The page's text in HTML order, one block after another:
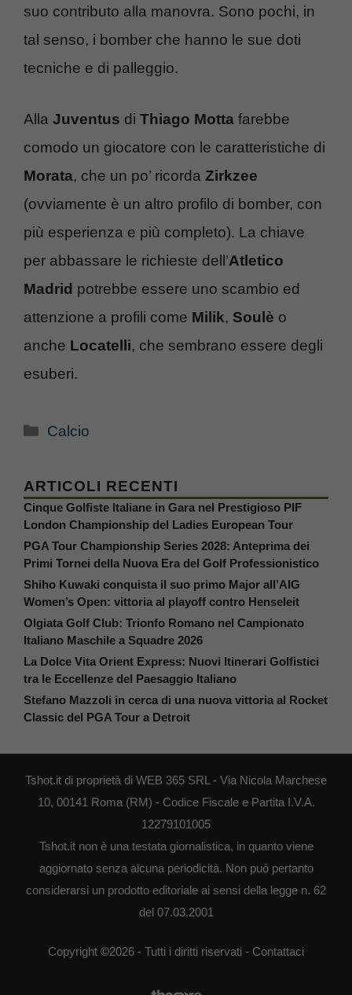
suo contributo alla manovra. Sono pochi, in
tal senso, i bomber che hanno le sue doti
tecniche e di palleggio.
Alla Juventus di Thiago Motta farebbe
comodo un giocatore con le caratteristiche di
Morata, che un po’ ricorda Zirkzee
(ovviamente è un altro profilo di bomber, con
più esperienza e più completo). La chiave
per abbassare le richieste dell’Atletico
Madrid potrebbe essere uno scambio ed
attenzione a profili come Milik, Soulè o
anche Locatelli, che sembrano essere degli
esuberi.
Categorie
Calcio
ARTICOLI RECENTI
Cinque Golfiste Italiane in Gara nel Prestigioso PIF
London Championship del Ladies European Tour
PGA Tour Championship Series 2028: Anteprima dei
Primi Tornei della Nuova Era del Golf Professionistico
Shiho Kuwaki conquista il suo primo Major all’AIG
Women’s Open: vittoria al playoff contro Henseleit
Olgiata Golf Club: Trionfo Romano nel Campionato
Italiano Maschile a Squadre 2026
La Dolce Vita Orient Express: Nuovi Itinerari Golfistici
tra le Eccellenze del Paesaggio Italiano
Stefano Mazzoli in cerca di una nuova vittoria al Rocket
Classic del PGA Tour a Detroit
Tshot.it di proprietà di WEB 365 SRL - Via Nicola Marchese
10, 00141 Roma (RM) - Codice Fiscale e Partita I.V.A.
12279101005
Tshot.it non è una testata giornalistica, in quanto viene
aggiornato senza alcuna periodicità. Non può pertanto
considerarsi un prodotto editoriale ai sensi della legge n. 62
del 07.03.2001
Copyright ©2026 - Tutti i diritti riservati - Contattaci